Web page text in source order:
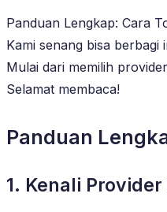
Panduan Lengkap: Cara
Kami senang bisa
Mulai dari memilih
Selamat membaca!
Panduan
1. Kenali